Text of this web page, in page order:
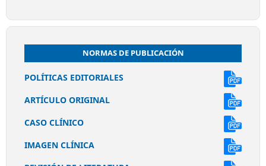
NORMAS DE PUBLICACIÓN
POLÍTICAS EDITORIALES
ARTÍCULO ORIGINAL
CASO CLÍNICO
IMAGEN CLÍNICA